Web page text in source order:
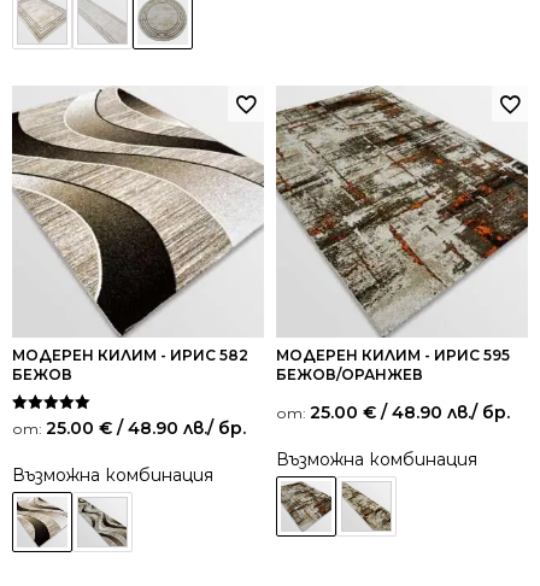
МОДЕРЕН КИЛИМ - ИРИС 582
БЕЖОВ
Оценено на
5.00
от: 25.00 € / 48.90 лв./ бр.
Възможна комбинация
МОДЕРЕН КИЛИМ - ИРИС 595
БЕЖОВ/ОРАНЖЕВ
от: 25.00 € / 48.90 лв./ бр.
Възможна комбинация